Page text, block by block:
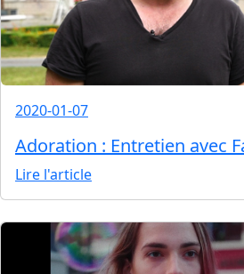
2020-01-07
Adoration : Entretien avec
Lire l'article